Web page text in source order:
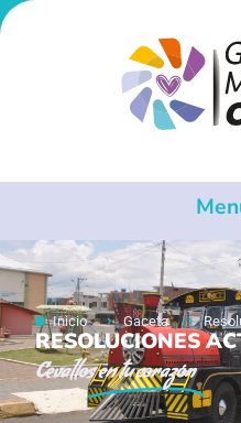
Inicio Gaceta
RESOLUCIONES
Cevallosen tu corazón